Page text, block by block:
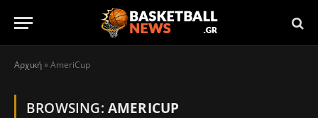
Αρχική»AmeriCup
BROWSING: AMERICUP